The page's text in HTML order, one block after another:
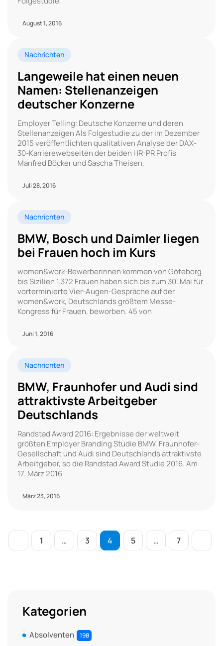
August 1, 2016
Nachrichten
Langeweile hat einen neuen
Namen: Stellenanzeigen
deutscher Konzerne
Employer Telling: Deutsche Konzerne und deren
Stellenanzeigen Als Folgestudie zu der im Dezember
2015 veröffentlichten qualitativen Analyse der DAX-
30-Karrierewebseiten der beiden HR-PR Profis
Manfred Böcker und Sascha Theisen,
Juli 28, 2016
Nachrichten
BMW, Bosch und Daimler liegen
bei Frauen hoch im Kurs
women&work-Bewerberinnen kommen von Göteborg
bis Sizilien 1.372 Frauen haben sich bis zum 30. Mai für
vorterminierte Vier-Augen-Gespräche auf der
women&work, Deutschlands größtem Messe-
Kongress für Frauen, beworben. 45 von
Juni 1, 2016
Nachrichten
BMW, Fraunhofer und Audi sind
attraktivste Arbeitgeber
Deutschlands
Randstad Award 2016: Ergebnisse der weltweit
größten Employer Branding Studie BMW, Fraunhofer-
Gesellschaft und Audi sind Deutschlands attraktivste
Arbeitgeber, so die Randstad Award Studie 2016. Am
17. März 2016
März 23, 2016
1 … 3 4 5 … 7
Kategorien
Absolventen 198